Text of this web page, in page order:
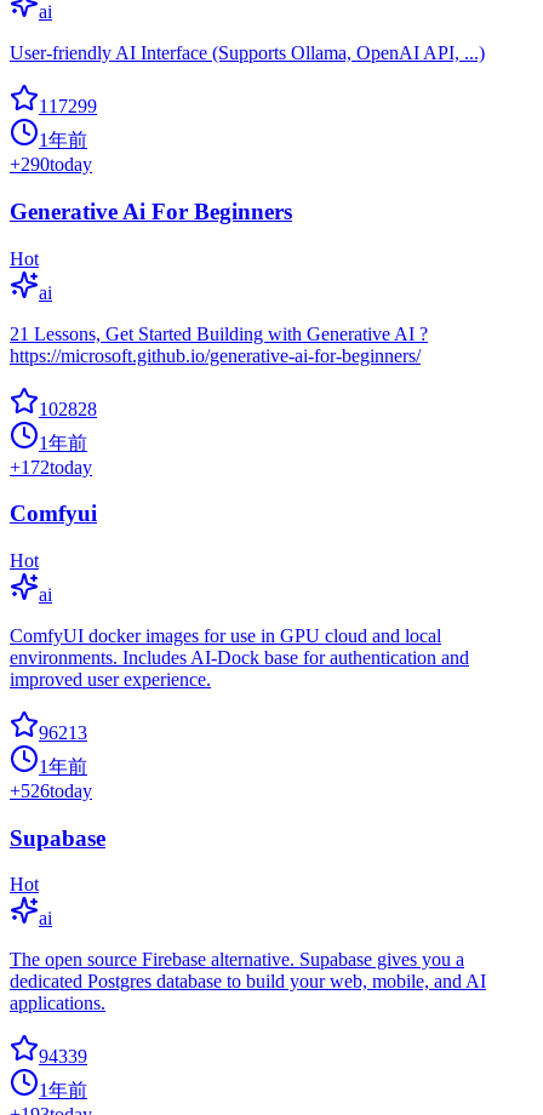
ai
User-friendly AI Interface (Supports Ollama, OpenAI API, ...)
117299
1年前
+290today
Generative Ai For Beginners
Hot
ai
21 Lessons, Get Started Building with Generative AI ?
https://microsoft.github.io/generative-ai-for-beginners/
102828
1年前
+172today
Comfyui
Hot
ai
ComfyUI docker images for use in GPU cloud and local
environments. Includes AI-Dock base for authentication and
improved user experience.
96213
1年前
+526today
Supabase
Hot
ai
The open source Firebase alternative. Supabase gives you a
dedicated Postgres database to build your web, mobile, and AI
applications.
94339
1年前